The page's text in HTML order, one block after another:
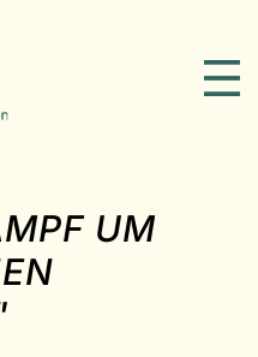
UM